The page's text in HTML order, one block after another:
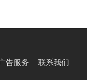
告服务 联系我们